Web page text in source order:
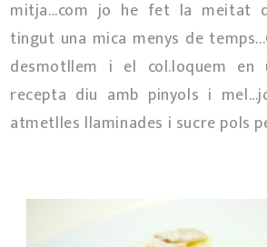
mitja...com jo he fet la meitat
tingut una mica menys de
desmotllem i el col.loquem
recepta diu amb pinyols i
atmetlles llaminades i sucre pols